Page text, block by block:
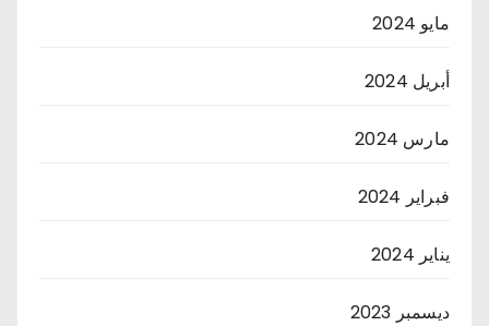
مايو 2024
أبريل 2024
مارس 2024
فبراير 2024
يناير 2024
ديسمبر 2023